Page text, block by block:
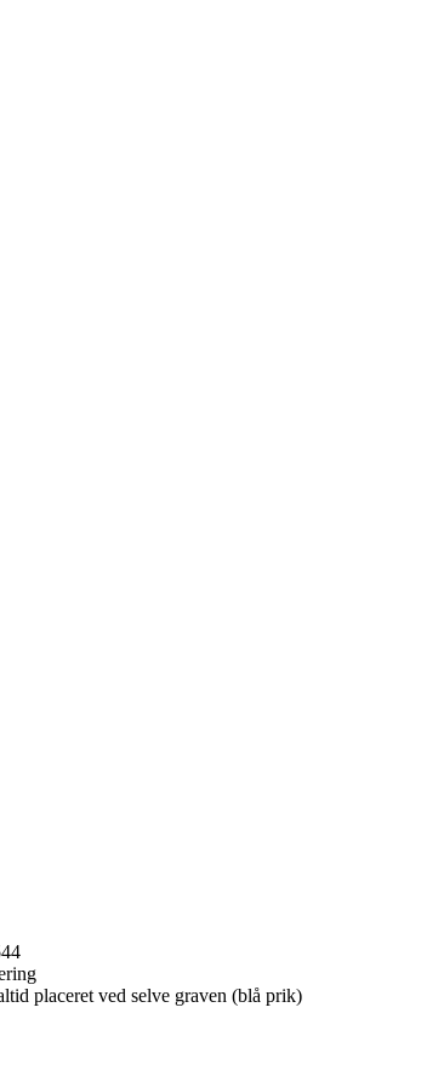
placeret ved selve graven (blå prik)